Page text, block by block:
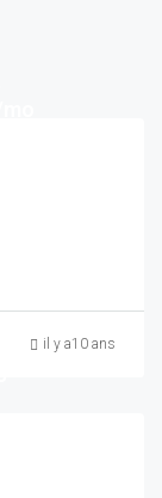
il y a10 ans